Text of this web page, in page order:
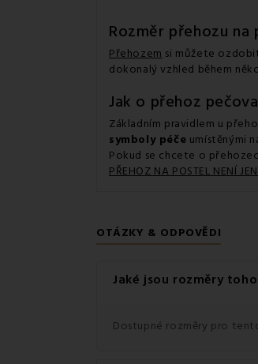
Rozměr přehozu na
Přehozemsi můžete
dokonalý vzhled během
Jak o přehoz
Základním pravidlem u
symboly péče umístěnými
Pokud se chcete o
PŘEHOZ NA POSTEL NENÍ
OTÁZKY & ODPOVĚDI
Jaké jsou rozměry
Dostupné rozměry pro